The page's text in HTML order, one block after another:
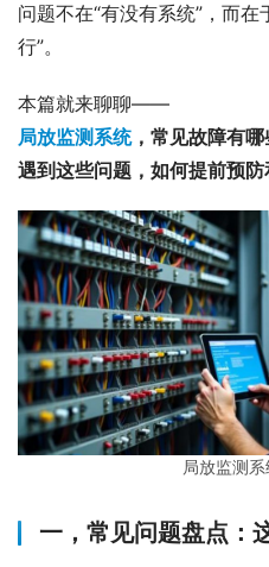
问题不在“有没有系统”，而
行”。
本篇就来聊聊——
局放监测系统，常见故障有哪
遇到这些问题，如何提前预防
局放监测
一， 常见问题盘点：